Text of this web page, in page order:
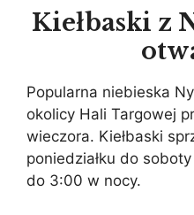
Kiełbaski z
Popularna niebieska
okolicy Hali Targowej
wieczora. Kiełbaski
poniedziałku do
do 3:00 w nocy.